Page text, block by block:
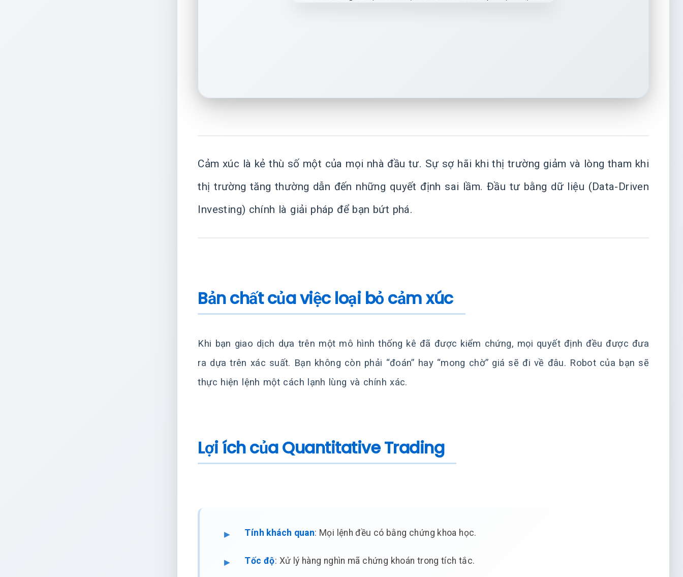
Cảm xúc là kẻ thù số một của mọi nhà đầu tư. Sự sợ hãi khi thị trường giảm và lòng tham khi
thị trường tăng thường dẫn đến những quyết định sai lầm. Đầu tư bằng dữ liệu (Data-Driven
Investing) chính là giải pháp để bạn bứt phá.
Bản chất của việc loại bỏ cảm xúc
Khi bạn giao dịch dựa trên một mô hình thống kê đã được kiểm chứng, mọi quyết định đều được đưa
ra dựa trên xác suất. Bạn không còn phải “đoán” hay “mong chờ” giá sẽ đi về đâu. Robot của bạn sẽ
thực hiện lệnh một cách lạnh lùng và chính xác.
Lợi ích của Quantitative Trading
Tính khách quan: Mọi lệnh đều có bằng chứng khoa học.
Tốc độ: Xử lý hàng nghìn mã chứng khoán trong tích tắc.